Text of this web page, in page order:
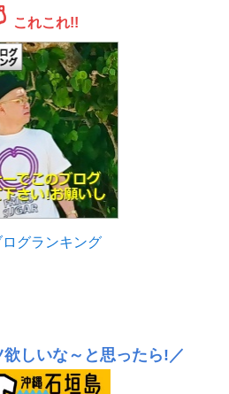
これこれ!!
ログランキング
欲しいな～と思ったら!／